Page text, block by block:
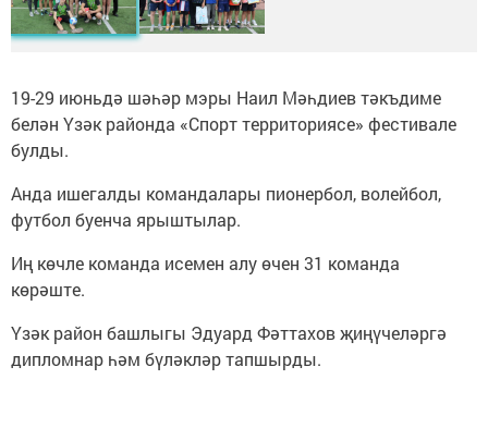
19-29 июньдә шәһәр мэры Наил Мәһдиев тәкъдиме
белән Үзәк районда «Спорт территориясе» фестивале
булды.
Анда ишегалды командалары пионербол, волейбол,
футбол буенча ярыштылар.
Иң көчле команда исемен алу өчен 31 команда
көрәште.
Үзәк район башлыгы Эдуард Фәттахов җиңүчеләргә
дипломнар һәм бүләкләр тапшырды.